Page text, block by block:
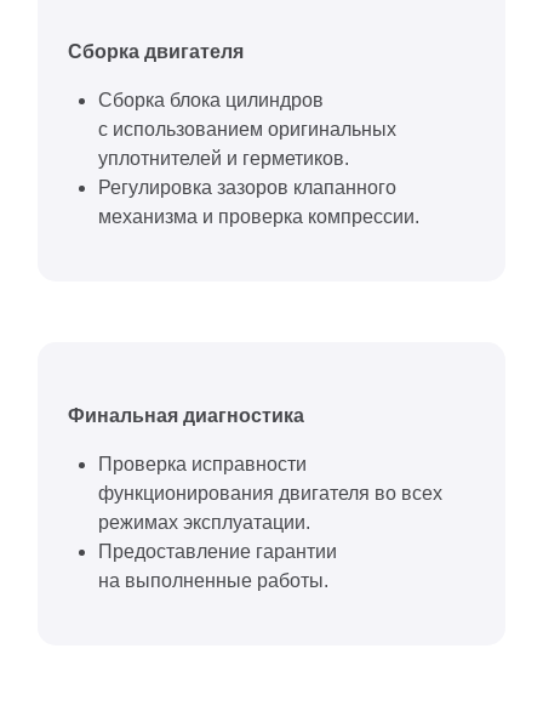
Сборка двигателя
Сборка блока цилиндров
с использованием оригинальных
уплотнителей и герметиков.
Регулировка зазоров клапанного
механизма и проверка компрессии.
Финальная диагностика
Проверка исправности
функционирования двигателя во всех
режимах эксплуатации.
Предоставление гарантии
на выполненные работы.